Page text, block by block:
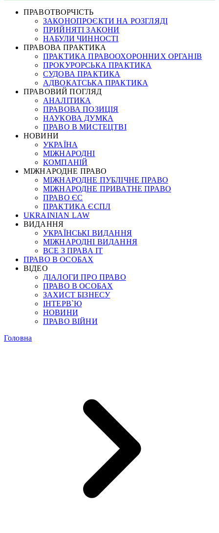
ПРАВОТВОРЧІСТЬ
ЗАКОНОПРОЄКТИ НА РОЗГЛЯДІ
ПРИЙНЯТІ ЗАКОНИ
НАБУЛИ ЧИННОСТІ
ПРАВОВА ПРАКТИКА
ПРАКТИКА ПРАВООХОРОННИХ ОРГАНІВ
ПРОКУРОРСЬКА ПРАКТИКА
СУДОВА ПРАКТИКА
АДВОКАТСЬКА ПРАКТИКА
ПРАВОВИЙ ПОГЛЯД
АНАЛІТИКА
ПРАВОВА ПОЗИЦІЯ
НАУКОВА ДУМКА
ПРАВО В МИСТЕЦТВІ
НОВИНИ
УКРАЇНА
МІЖНАРОДНІ
КОМПАНІЙ
МІЖНАРОДНЕ ПРАВО
МІЖНАРОДНЕ ПУБЛІЧНЕ ПРАВО
МІЖНАРОДНЕ ПРИВАТНЕ ПРАВО
ПРАВО ЄС
ПРАКТИКА ЄСПЛ
UKRAINIAN LAW
ВИДАННЯ
УКРАЇНСЬКІ ВИДАННЯ
МІЖНАРОДНІ ВИДАННЯ
ВСЕ З ПРАВА ІТ
ПРАВО В ОСОБАХ
ВІДЕО
ДІАЛОГИ ПРО ПРАВО
ПРАВО В ОСОБАХ
ЗАХИСТ БІЗНЕСУ
ІНТЕРВ`Ю
НОВИНИ
ПРАВО ВІЙНИ
Головна